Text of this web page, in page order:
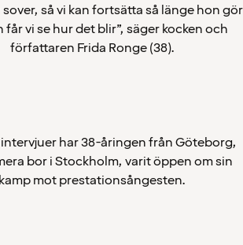
så vi kan fortsätta så länge hon gör
får vi se hur det blir”, säger kocken och
författaren Frida Ronge (38).
har 38-åringen från Göteborg,
bor i Stockholm, varit öppen om sin
kamp mot prestationsångesten.